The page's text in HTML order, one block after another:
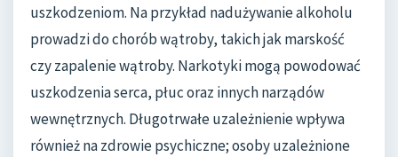
uszkodzeniom. Na przykład nadużywanie alkoholu
prowadzi do chorób wątroby, takich jak marskość
czy zapalenie wątroby. Narkotyki mogą powodować
uszkodzenia serca, płuc oraz innych narządów
wewnętrznych. Długotrwałe uzależnienie wpływa
również na zdrowie psychiczne; osoby uzależnione